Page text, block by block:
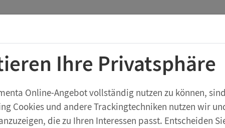
Ihre Privatsphäre
Online-Angebot vollständig nutzen zu können,
Cookies und andere Trackingtechniken nutzen wir
die zu Ihren Interessen passt. Entscheiden
Sekundarstufe Geräte & Zubehör eXperiBot